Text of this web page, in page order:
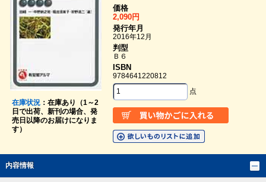
在庫状況：在庫あり（1～2
日で出荷、新刊の場合、発
売日以降のお届けになりま
す）
価格
2,090円
発行年月
2016年12月
判型
Ｂ６
ISBN
9784641220812
点
内容情報